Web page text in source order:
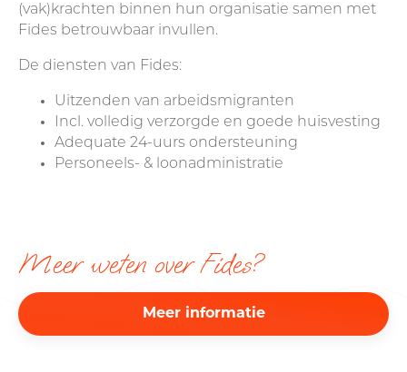
(vak)krachten binnen hun organisatie samen met
Fides betrouwbaar invullen.
De diensten van Fides:
Uitzenden van arbeidsmigranten
Incl. volledig verzorgde en goede huisvesting
Adequate 24-uurs ondersteuning
Personeels- & loonadministratie
Meer weten over Fides?
Meer informatie